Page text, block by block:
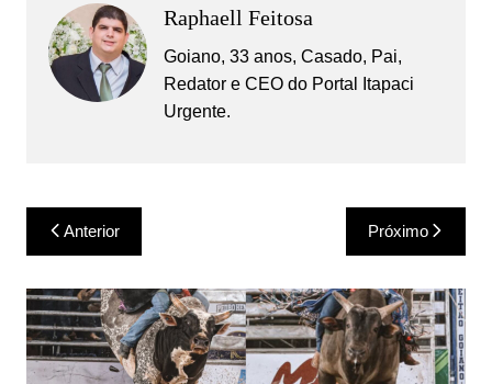
Raphaell Feitosa
Goiano, 33 anos, Casado, Pai,
Redator e CEO do Portal Itapaci
Urgente.
Navegação
de
Post
Anterior Próximo